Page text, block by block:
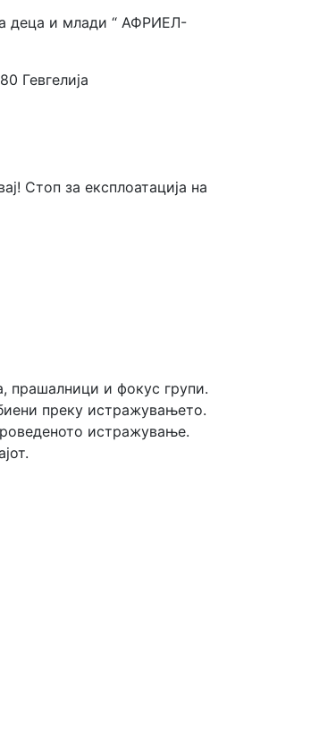
деца и млади “ АФРИЕЛ-
Гевгелија
Стоп за експлоатација на
прашалници и фокус групи.
преку истражувањето.
истражување.